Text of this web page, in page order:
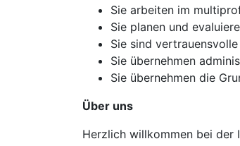
Sie arbeiten im
Sie planen und
Sie sind
Sie übernehmen
Sie übernehmen die
Über uns
Herzlich willkommen bei der